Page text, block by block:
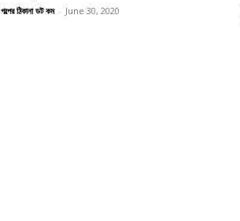
গল্পের ঠিকানা ডট কম - June 30, 2020